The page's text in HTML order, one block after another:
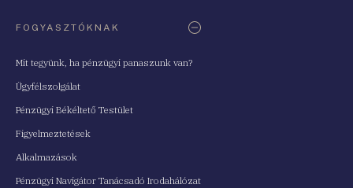
FOGYASZTÓKNAK
Mit tegyünk, ha pénzügyi panaszunk van?
Ügyfélszolgálat
Pénzügyi Békéltető Testület
Figyelmeztetések
Alkalmazások
Pénzügyi Navigátor Tanácsadó Irodahálózat